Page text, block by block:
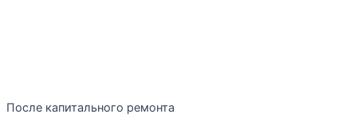
После капитального ремонта